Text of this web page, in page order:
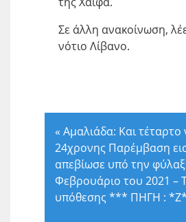
Σε άλλη ανακοίνωση,
νότιο Λίβανο.
« Αμαλιάδα: Και
24χρονης Παρέμβαση
απεβίωσε υπό την
Φεβρουάριο του 2021 –
υπόθεσης *** ΠΗΓΗ : *Ζ*